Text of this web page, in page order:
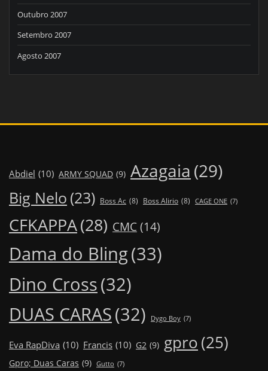
Outubro 2007
Setembro 2007
Agosto 2007
Abdiel (10) ARMY SQUAD (9) Azagaia (29)
Big Nelo (23) Boss Ac (8) Boss Alirio (8) CAGE ONE (7)
CFKAPPA(28) CMC (14)
Dama do Bling(33)
Dino Cross(32)
DUAS CARAS(32) Dygo Boy (7)
Eva RapDiva (10) Francis (10) G2 (9) gpro(25)
Gpro; Duas Caras (9) Gutto (7)